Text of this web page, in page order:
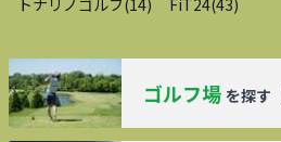
ゴルフ場 を探す